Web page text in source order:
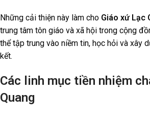
Những cải thiện này làm cho Giáo xứ Lạc
trung tâm tôn giáo và xã hội trong cộng
thể tập trung vào niềm tin, học hỏi và xây
kết.
Các linh mục tiền nhiệm
Quang